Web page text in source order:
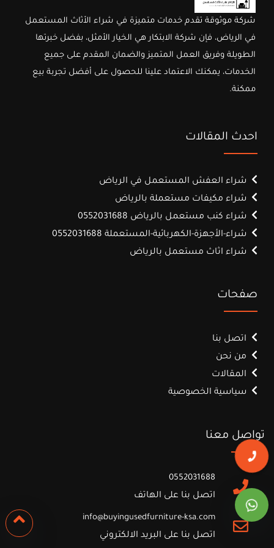
شركة موثوقة تقدم خدمات متميزة في شراء الأثاث المستعمل
في الرياض، فإن شركة الابتكار هي الخيار الأمثل، بفضل خبرتها
الطويلة وفريق العمل المتميز والضمان المقدم على جميع
الخدمات، يمكنك الاعتماد علينا للحصول على أفضل تجربة بيع
ممكنة.
احدث المقالات
شراء العفش المستعمل في الرياض
شراء مكيفات مستعملة بالرياض
شراء كنب مستعمل بالرياض 0552031688
شراء-الأجهزة-الكهربائية-المستعملة 0552031688
شراء اثاث مستعمل بالرياض
صفحات
اتصل بنا
من نحن
المقالات
سياسية الخصوصية
تواصل معنا
0552031688
اتصل بنا على الهاتف
info@buyingusedfurniture-ksa.com
اتصل بنا على البريد الالكتروني